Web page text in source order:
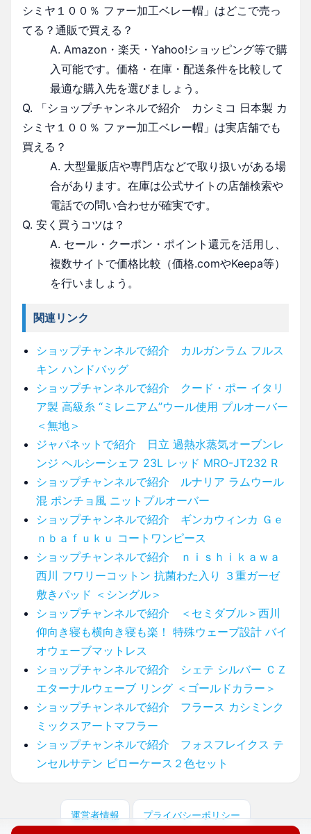
シミヤ１００％ ファー加工ベレー帽」はどこで売っ
てる？通販で買える？
A. Amazon・楽天・Yahoo!ショッピング等で購
入可能です。価格・在庫・配送条件を比較して
最適な購入先を選びましょう。
Q. 「ショップチャンネルで紹介 カシミコ 日本製 カ
シミヤ１００％ ファー加工ベレー帽」は実店舗でも
買える？
A. 大型量販店や専門店などで取り扱いがある場
合があります。在庫は公式サイトの店舗検索や
電話での問い合わせが確実です。
Q. 安く買うコツは？
A. セール・クーポン・ポイント還元を活用し、
複数サイトで価格比較（価格.comやKeepa等）
を行いましょう。
関連リンク
ショップチャンネルで紹介 カルガンラム フルス
キン ハンドバッグ
ショップチャンネルで紹介 クード・ポー イタリ
ア製 高級糸 “ミレニアム”ウール使用 プルオーバー
＜無地＞
ジャパネットで紹介 日立 過熱水蒸気オーブンレ
ンジ ヘルシーシェフ 23L レッド MRO-JT232 R
ショップチャンネルで紹介 ルナリア ラムウール
混 ポンチョ風 ニットプルオーバー
ショップチャンネルで紹介 ギンカウィンカ Ｇｅ
ｎｂａｆｕｋｕ コートワンピース
ショップチャンネルで紹介 ｎｉｓｈｉｋａｗａ
西川 フワリーコットン 抗菌わた入り ３重ガーゼ
敷きパッド ＜シングル＞
ショップチャンネルで紹介 ＜セミダブル＞西川
仰向き寝も横向き寝も楽！ 特殊ウェーブ設計 バイ
オウェーブマットレス
ショップチャンネルで紹介 シェテ シルバー ＣＺ
エターナルウェーブ リング ＜ゴールドカラー＞
ショップチャンネルで紹介 フラース カシミンク
ミックスアートマフラー
ショップチャンネルで紹介 フォスフレイクス テ
ンセルサテン ピローケース２色セット
運営者情報 プライバシーポリシー